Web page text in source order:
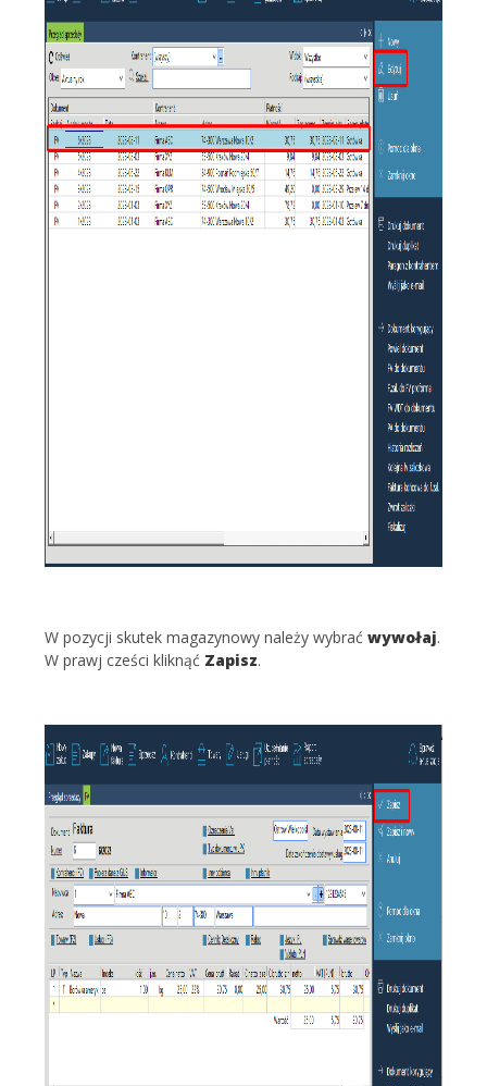
W pozycji skutek magazynowy należy wybrać wywołaj.
W prawj cześci kliknąć Zapisz.